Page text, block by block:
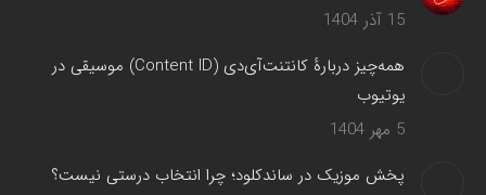
15 آذر 1404
همه‌چیز دربارهٔ کانتنت‌آی‌دی (Content ID) موسیقی در
یوتیوب
5 مهر 1404
پخش موزیک در ساندکلود؛ چرا انتخاب درستی نیست؟